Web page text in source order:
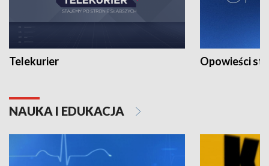
Telekurier Opowieści
NAUKA I EDUKACJA